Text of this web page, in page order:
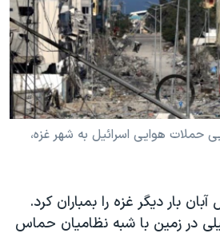
۲۰۲۴
اسرائیل
حملات هوایی اسرائیل به شهر غزه،
بار دیگر غزه را بمباران کرد.
در زمین با شبه نظامیان حماس